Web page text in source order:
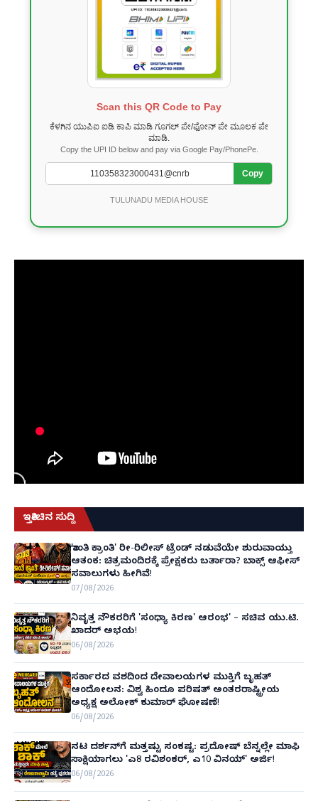
Scan this QR Code to Pay
ಕೆಳಗಿನ ಯುಪಿಐ ಐಡಿ ಕಾಪಿ ಮಾಡಿ ಗೂಗಲ್ ಪೇ/ಫೋನ್ ಪೇ ಮೂಲಕ ಪೇ
ಮಾಡಿ.
Copy the UPI ID below and pay via Google Pay/PhonePe.
Copy
TULUNADU MEDIA HOUSE
ಇತ್ತೀಚಿನ ಸುದ್ದಿ
'ಶಾಂತಿ ಕ್ರಾಂತಿ' ರೀ-ರಿಲೀಸ್ ಟ್ರೆಂಡ್ ನಡುವೆಯೇ ಶುರುವಾಯ್ತು
ಆತಂಕ: ಚಿತ್ರಮಂದಿರಕ್ಕೆ ಪ್ರೇಕ್ಷಕರು ಬರ್ತಾರಾ? ಬಾಕ್ಸ್ ಆಫೀಸ್
ಸವಾಲುಗಳು ಹೀಗಿವೆ!
07/08/2026
ನಿವೃತ್ತ ನೌಕರರಿಗೆ 'ಸಂಧ್ಯಾ ಕಿರಣ' ಆರಂಭ' – ಸಚಿವ ಯು.ಟಿ.
ಖಾದರ್ ಅಭಯ!
06/08/2026
ಸರ್ಕಾರದ ವಶದಿಂದ ದೇವಾಲಯಗಳ ಮುಕ್ತಿಗೆ ಬೃಹತ್
ಆಂದೋಲನ: ವಿಶ್ವ ಹಿಂದೂ ಪರಿಷತ್ ಅಂತರರಾಷ್ಟ್ರೀಯ
ಅಧ್ಯಕ್ಷ ಅಲೋಕ್ ಕುಮಾರ್ ಘೋಷಣೆ!
06/08/2026
ನಟ ದರ್ಶನ್‌ಗೆ ಮತ್ತಷ್ಟು ಸಂಕಷ್ಟ: ಪ್ರದೋಷ್ ಬೆನ್ನಲ್ಲೇ ಮಾಫಿ
ಸಾಕ್ಷಿಯಾಗಲು 'ಎ8 ರವಿಶಂಕರ್, ಎ10 ವಿನಯ್' ಅರ್ಜಿ!
06/08/2026